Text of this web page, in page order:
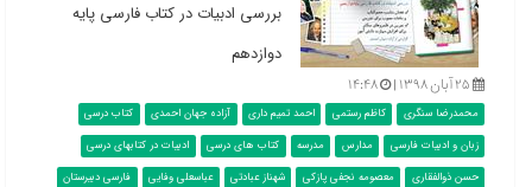
بررسی ادبیات در کتاب فارسی پایه
دوازدهم
۲۵ آبان ۱۳۹۸ | ۱۴:۴۸
محمدرضا سنگری کاظم رستمی احمد تمیم داری آزاده جهان احمدی
کتاب درسی
زبان و ادبیات فارسی
مدارس مدرسه کتاب های درسی
ادبیات در کتابهای درسی
حسن ذوالفقاری
معصومه نجفی پازکی شهناز عبادتی عباسعلی وفایی
فارسی دبیرستان